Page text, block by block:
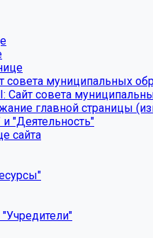
совета муниципальных
Сайт совета
главной страницы
"Деятельность"
сайта